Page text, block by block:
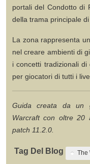
portali del Condotto di
della trama principale
La zona rappresenta
nel creare ambienti di
i concetti tradizionali
per giocatori di tutti i
Guida creata da un
Warcraft con oltre 20
patch 11.2.0.
Tag Del Blog The